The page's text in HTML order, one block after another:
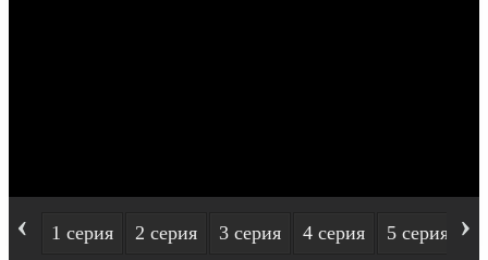
‹ 1 серия 2 серия 3 серия 4 серия 5 серия ›